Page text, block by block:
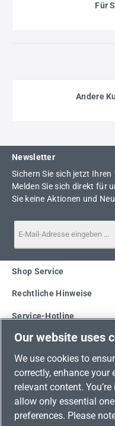
Für
Andere
Newsletter
Sichern Sie sich jetzt Ihren
Melden Sie sich direkt für
Sie keine Aktionen und
Service-Hotline
Shop Service
Rechtliche Hinweise
Unsere Vorteile
Versandarten
Zahlungsarten
Adresse
Our website uses
We use cookies to
correctly, enhance your
relevant content.
allow only essential
preferences. Please